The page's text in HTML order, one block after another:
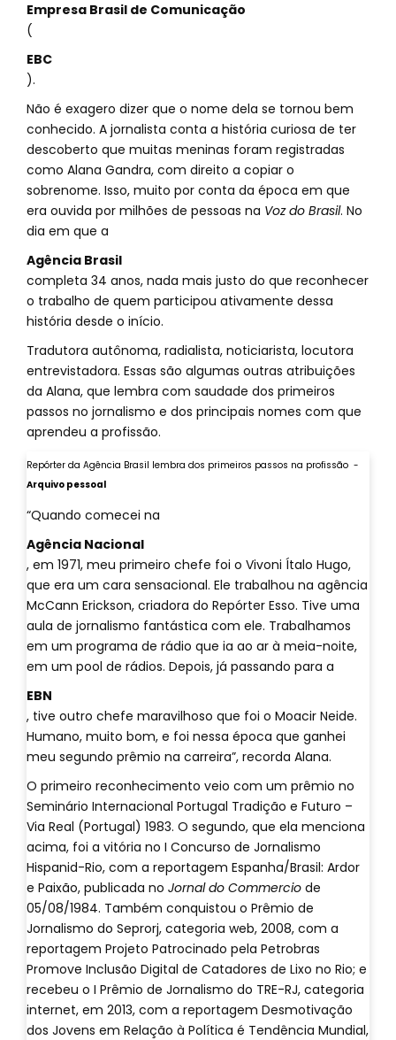
Empresa Brasil de Comunicação
(
EBC
).
Não é exagero dizer que o nome dela se tornou bem
conhecido. A jornalista conta a história curiosa de ter
descoberto que muitas meninas foram registradas
como Alana Gandra, com direito a copiar o
sobrenome. Isso, muito por conta da época em que
era ouvida por milhões de pessoas na Voz do Brasil. No
dia em que a
Agência Brasil
completa 34 anos, nada mais justo do que reconhecer
o trabalho de quem participou ativamente dessa
história desde o início.
Tradutora autônoma, radialista, noticiarista, locutora
entrevistadora. Essas são algumas outras atribuições
da Alana, que lembra com saudade dos primeiros
passos no jornalismo e dos principais nomes com que
aprendeu a profissão.
Repórter da Agência Brasil lembra dos primeiros passos na profissão -
Arquivo pessoal
“Quando comecei na
Agência Nacional
, em 1971, meu primeiro chefe foi o Vivoni Ítalo Hugo,
que era um cara sensacional. Ele trabalhou na agência
McCann Erickson, criadora do Repórter Esso. Tive uma
aula de jornalismo fantástica com ele. Trabalhamos
em um programa de rádio que ia ao ar à meia-noite,
em um pool de rádios. Depois, já passando para a
EBN
, tive outro chefe maravilhoso que foi o Moacir Neide.
Humano, muito bom, e foi nessa época que ganhei
meu segundo prêmio na carreira”, recorda Alana.
O primeiro reconhecimento veio com um prêmio no
Seminário Internacional Portugal Tradição e Futuro –
Via Real (Portugal) 1983. O segundo, que ela menciona
acima, foi a vitória no I Concurso de Jornalismo
Hispanid-Rio, com a reportagem Espanha/Brasil: Ardor
e Paixão, publicada no Jornal do Commercio de
05/08/1984. Também conquistou o Prêmio de
Jornalismo do Seprorj, categoria web, 2008, com a
reportagem Projeto Patrocinado pela Petrobras
Promove Inclusão Digital de Catadores de Lixo no Rio; e
recebeu o I Prêmio de Jornalismo do TRE-RJ, categoria
internet, em 2013, com a reportagem Desmotivação
dos Jovens em Relação à Política é Tendência Mundial,